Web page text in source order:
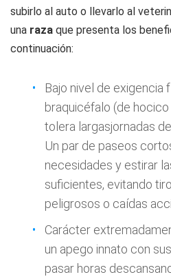
subirlo al auto o llevarlo al
una raza que presenta los
continuación:
Bajo nivel de exigencia
braquicéfalo (de
tolera largasjornadas
Un par de paseos
necesidades y estirar
suficientes, evitando
peligrosos o caídas
Carácter
un apego innato con
pasar horas